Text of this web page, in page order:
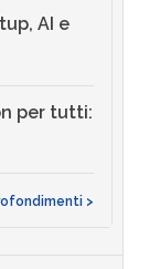
AI e
per tutti:
>